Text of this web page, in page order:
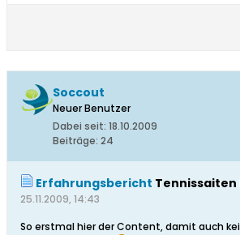
Soccout
Neuer Benutzer
Dabei seit: 18.10.2009
Beiträge: 24
Erfahrungsbericht Tennissaiten
25.11.2009, 14:43
So erstmal hier der Content, damit auch